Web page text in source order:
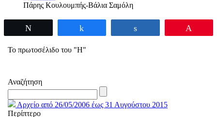
Πάρης Kουλουμπής-Bάλια Σαμόλη
Το πρωτοσέλιδο του "Η"
Αναζήτηση
Αρχείο από 26/05/2006 έως 31 Αυγούστου 2015
Περίπτερο